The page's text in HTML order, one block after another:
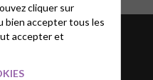
cliquer sur
bien accepter tous les
accepter et